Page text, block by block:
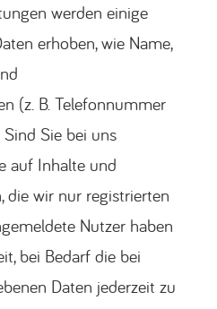
werden einige
erhoben, wie Name,
(z. B. Telefonnummer
Sie bei uns
auf Inhalte und
die wir nur registrierten
Nutzer haben
bei Bedarf die bei
Daten jederzeit zu